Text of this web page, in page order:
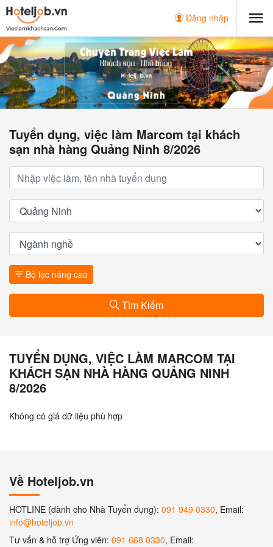
Đăng nhập
Tuyển dụng, việc làm Marcom tại khách
sạn nhà hàng Quảng Ninh 8/2026
Bộ lọc nâng cao
Tìm Kiếm
TUYỂN DỤNG, VIỆC LÀM MARCOM TẠI
KHÁCH SẠN NHÀ HÀNG QUẢNG NINH
8/2026
Không có giá dữ liệu phù hợp
Về Hoteljob.vn
HOTLINE (dành cho Nhà Tuyển dụng): 091 949 0330, Email:
info@hoteljob.vn
Tư vấn & hỗ trợ Ứng viên: 091 668 0330, Email: